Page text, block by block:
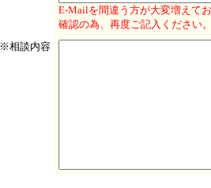
E-Mailを間違う方が大変増えて
確認の為、再度ご記入ください
※相談内容